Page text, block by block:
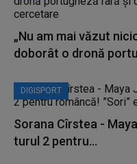
„Nu am mai văzut
doborât o dronă
DIGISPORT
Sorana Cîrstea -
turul 2 pentru...